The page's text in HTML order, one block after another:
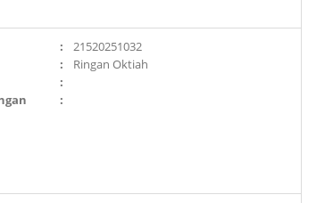
:
21520251032
:
Ringan Oktiah
:
: